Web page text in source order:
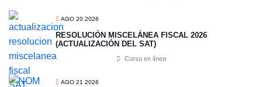
AGO 20 2026
RESOLUCIÓN MISCELÁNEA FISCAL 2026
(ACTUALIZACIÓN DEL SAT)
Curso en línea
AGO 21 2026